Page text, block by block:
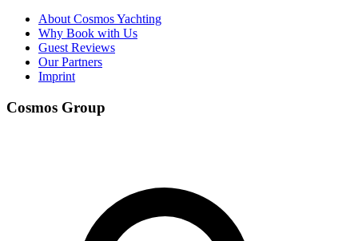
About Cosmos Yachting
Why Book with Us
Guest Reviews
Our Partners
Imprint
Cosmos Group